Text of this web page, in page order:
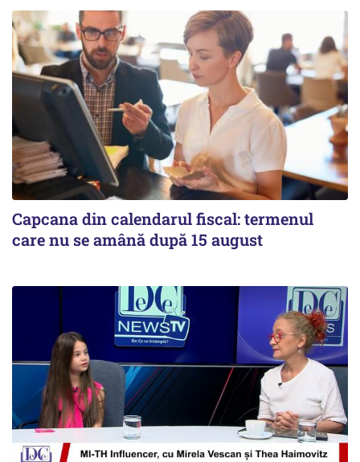
Capcana din calendarul fiscal: termenul
care nu se amână după 15 august